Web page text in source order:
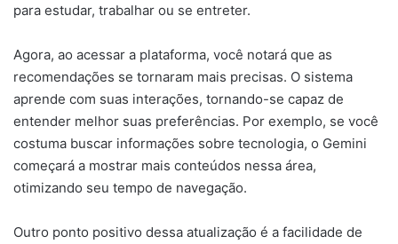
para estudar, trabalhar ou se entreter.
Agora, ao acessar a plataforma, você notará que as
recomendações se tornaram mais precisas. O sistema
aprende com suas interações, tornando-se capaz de
entender melhor suas preferências. Por exemplo, se você
costuma buscar informações sobre tecnologia, o Gemini
começará a mostrar mais conteúdos nessa área,
otimizando seu tempo de navegação.
Outro ponto positivo dessa atualização é a facilidade de